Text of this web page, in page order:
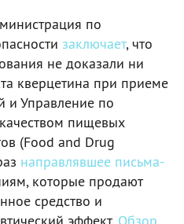
по
заключает, что
не доказали ни
кверцетина при приеме
и Управление по
пищевых
(Food and Drug
направлявшее письма-
которые продают
средство и
эффект. Обзор